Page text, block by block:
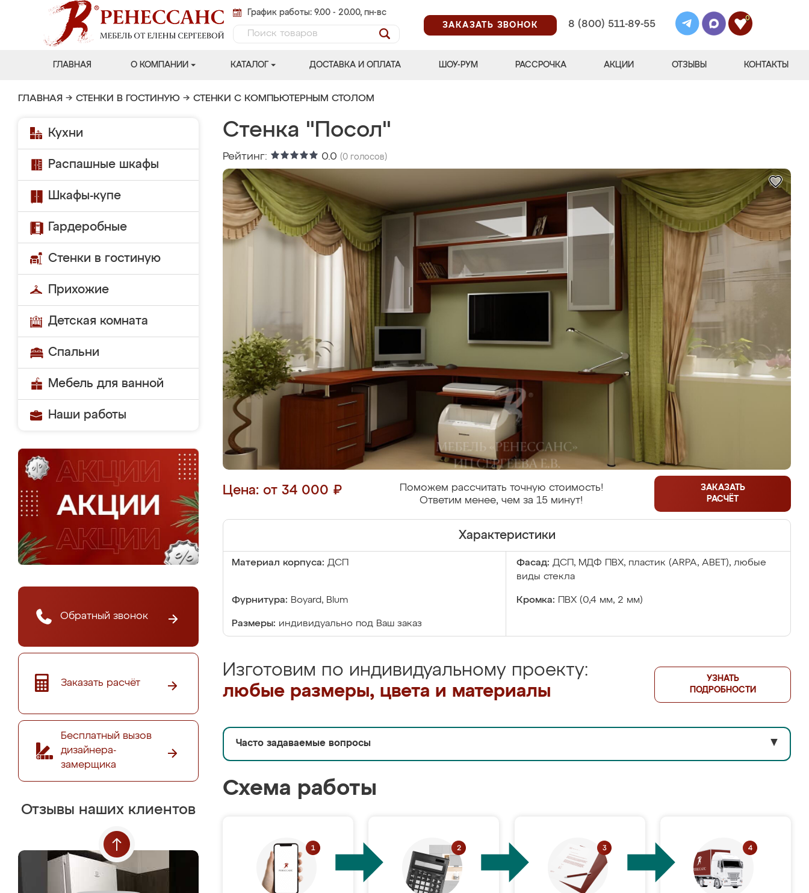
График работы: 9.00 - 20.00, пн-вс
ЗАКАЗАТЬ ЗВОНОК
8 (800) 511-89-55
0
ГЛАВНАЯ О КОМПАНИИ КАТАЛОГ ДОСТАВКА И ОПЛАТА ШОУ-РУМ РАССРОЧКА АКЦИИ ОТЗЫВЫ КОНТАКТЫ
ГЛАВНАЯ → СТЕНКИ В ГОСТИНУЮ → СТЕНКИ С КОМПЬЮТЕРНЫМ СТОЛОМ
Кухни
Распашные шкафы
Шкафы-купе
Гардеробные
Стенки в гостиную
Прихожие
Детская комната
Спальни
Мебель для ванной
Наши работы
Обратный звонок
Заказать расчёт
Бесплатный вызов
дизайнера-
замерщика
Отзывы наших клиентов
Стенка "Посол"
Рейтинг: 0.0 (0 голосов)
Цена: от 34 000 ₽
Поможем рассчитать точную стоимость!
Ответим менее, чем за 15 минут!
ЗАКАЗАТЬ
РАСЧЁТ
Характеристики
Материал корпуса: ДСП Фасад: ДСП, МДФ ПВХ, пластик (ARPA, ABET), любые
виды стекла
Фурнитура: Boyard, Blum Кромка: ПВХ (0,4 мм, 2 мм)
Размеры: индивидуально под Ваш заказ
Изготовим по индивидуальному проекту:
любые размеры, цвета и материалы
УЗНАТЬ
ПОДРОБНОСТИ
Часто задаваемые вопросы ▼
Схема работы